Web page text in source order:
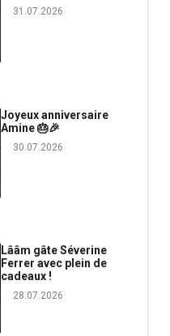
31.07.2026
Joyeux anniversaire
Amine 🎂🎉
30.07.2026
Lââm gâte Séverine
Ferrer avec plein de
cadeaux !
28.07.2026